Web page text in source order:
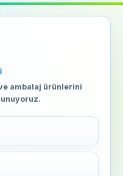
ambalaj ürünlerini